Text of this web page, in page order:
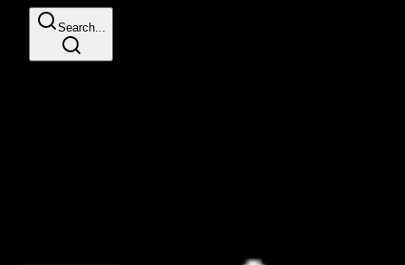
Search...